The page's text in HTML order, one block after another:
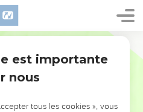
L’ÉVÉNEMENT
est importante
nous
tous les cookies », vous